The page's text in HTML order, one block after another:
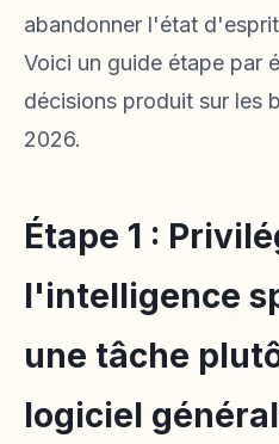
abandonner l'état
Voici un guide étape par
décisions produit sur les
2026.
Étape 1 :
l'intelligence
une tâche
logiciel